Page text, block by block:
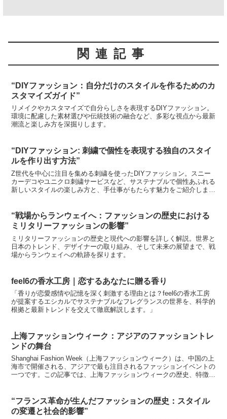
関連記事
“DIYファッション：自分だけのスタイルを作るためのカ
スタマイズガイド”
リメイクやカスタマイズで自分らしさを表現するDIYファッション。
環境に配慮した素材選びや伝統技術の融合など、多彩な視点から最新
潮流と楽しみ方を深掘りします。
“DIYファッション: 刺繍で個性を表現する独自のスタイ
ルを作り出す方法”
Z世代を中心に注目を集める刺繍を使ったDIYファッション。スニー
カーデコやユニクロ刺繍サービスなど、サステナブルで個性あふれる
新しいスタイルの楽しみ方と、手仕事がもたらす魅力をご紹介しま
“戦場からランウェイへ：ファッションの歴史における
ミリタリーファッションの影響”
ミリタリーファッションの歴史と現代への影響を詳しく解説。世界と
日本のトレンド、デザイナーの取り組み、そして未来の展望まで、戦
場からランウェイへの軌跡を探ります。
feel6の香水工房｜恋するあなたに贈る香り
「香りが恋愛感情や記憶を深く刺激する理由とは？feel6の香水工房
が提案するエシカルでサステナブルなフレグランスの世界を、科学的
根拠と最新トレンドを交えて徹底解説します。」
上海ファッションウィーク：アジアのファッショントレ
ンドの舞台
Shanghai Fashion Week（上海ファッションウィーク）は、中国の上
海市で開催される、アジアで最も注目されるファッションイベントの
一つです。この記事では、上海ファッションウィークの歴史、特徴、
“フランス革命が生んだファッションの歴史：スタイル
の変遷と社会的影響”